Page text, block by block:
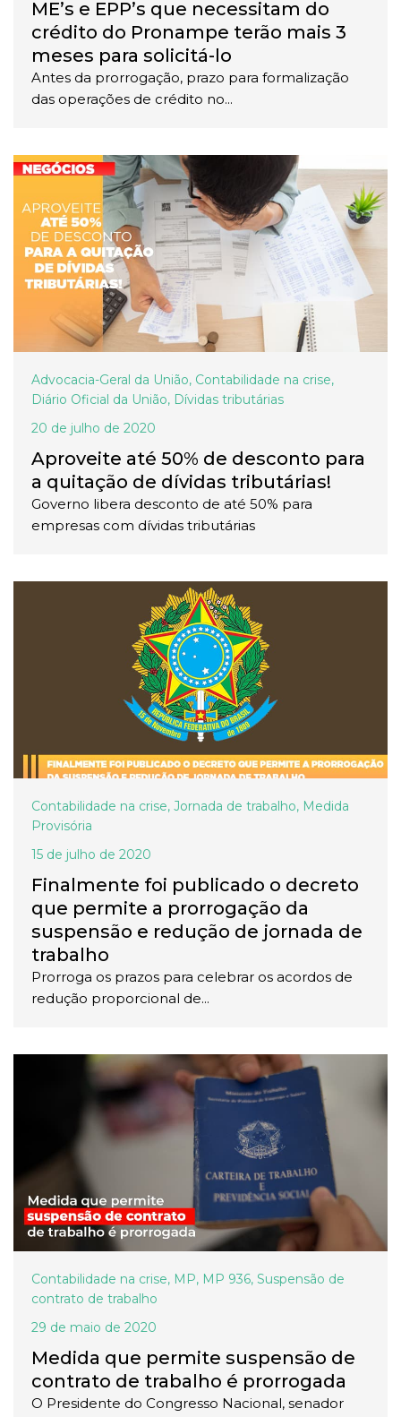
ME’s e EPP’s que necessitam do
crédito do Pronampe terão mais 3
meses para solicitá-lo
Antes da prorrogação, prazo para formalização
das operações de crédito no...
Advocacia-Geral da União, Contabilidade na crise,
Diário Oficial da União, Dívidas tributárias
20 de julho de 2020
Aproveite até 50% de desconto para
a quitação de dívidas tributárias!
Governo libera desconto de até 50% para
empresas com dívidas tributárias
Contabilidade na crise, Jornada de trabalho, Medida
Provisória
15 de julho de 2020
Finalmente foi publicado o decreto
que permite a prorrogação da
suspensão e redução de jornada de
trabalho
Prorroga os prazos para celebrar os acordos de
redução proporcional de...
Contabilidade na crise, MP, MP 936, Suspensão de
contrato de trabalho
29 de maio de 2020
Medida que permite suspensão de
contrato de trabalho é prorrogada
O Presidente do Congresso Nacional, senador